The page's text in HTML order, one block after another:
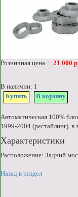
Розничная цена : 21 000
В наличии: 1
Купить
В корзину
Автоматическая 100%
1999-2004 (рестайлинг). в
Характеристики
Расположение: Задний
Назад в раздел